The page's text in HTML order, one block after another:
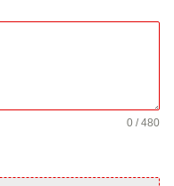
0 / 480